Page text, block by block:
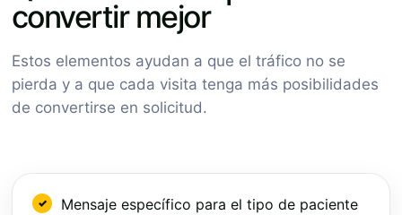
convertir mejor
Estos elementos ayudan a que el tráfico no se
pierda y a que cada visita tenga más posibilidades
de convertirse en solicitud.
Mensaje específico para el tipo de paciente